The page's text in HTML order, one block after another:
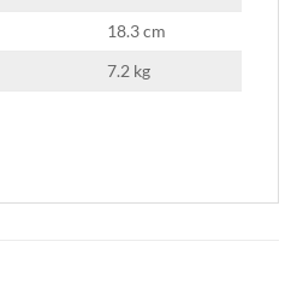
18.3 cm
7.2 kg